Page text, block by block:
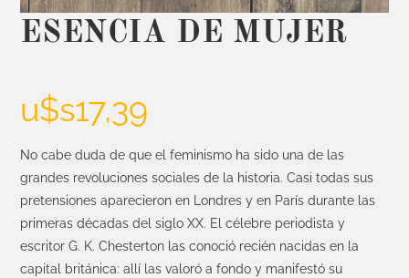
ESENCIA DE MUJER
u$s17,39
No cabe duda de que el feminismo ha sido una de las
grandes revoluciones sociales de la historia. Casi todas sus
pretensiones aparecieron en Londres y en París durante las
primeras décadas del siglo XX. El célebre periodista y
escritor G. K. Chesterton las conoció recién nacidas en la
capital británica: allí las valoró a fondo y manifestó su